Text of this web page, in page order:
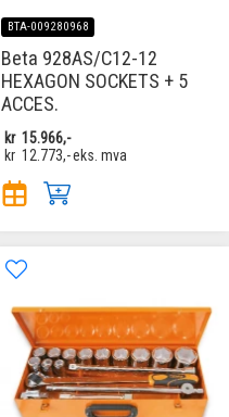
BTA-009280968
Beta 928AS/C12-12
HEXAGON SOCKETS + 5
ACCES.
kr 15.966,-
kr 12.773,-eks. mva